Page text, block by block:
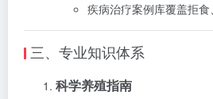
疾病治疗案例库覆盖拒食
三、专业知识体系
科学养殖指南